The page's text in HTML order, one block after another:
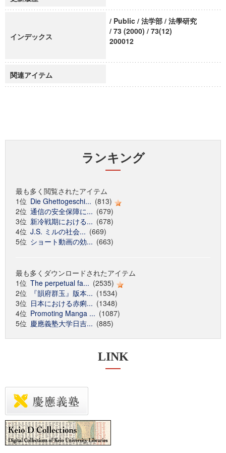
インデックス
/ Public / 法学部 / 法學研究
/ 73 (2000) / 73(12)
200012
関連アイテム
ランキング
最も多く閲覧されたアイテム
1位 Die Ghettogeschi... (813)
2位 通信の安全保障に... (679)
3位 新冷戦期における... (678)
4位 J.S. ミルの社会... (669)
5位 ショート動画の効... (663)
最も多くダウンロードされたアイテム
1位 The perpetual fa... (2535)
2位
『韻府群玉』版本... (1534)
3位 日本における赤痢... (1348)
4位 Promoting Manga ... (1087)
5位 慶應義塾大学日吉... (885)
LINK